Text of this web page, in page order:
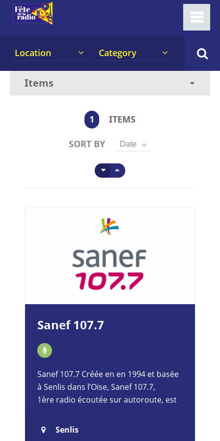
Location Category
1
ITEMS
SORT BY
Date
Sanef 107.7
Sanef 107.7 Créée en en 1994 et basée
à Senlis dans l’Oise, Sanef 107.7,
1ère radio écoutée sur autoroute, est
au quotidien ses auditeurs…
Senlis